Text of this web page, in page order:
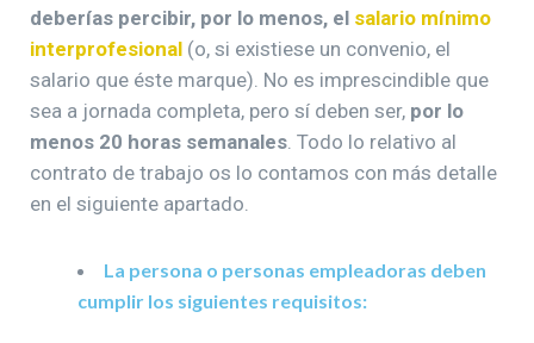
deberías percibir, por lo menos, el salario mínimo
interprofesional (o, si existiese un convenio, el
salario que éste marque). No es imprescindible que
sea a jornada completa, pero sí deben ser, por lo
menos 20 horas semanales . Todo lo relativo al
contrato de trabajo os lo contamos con más detalle
en el siguiente apartado.
La persona o personas empleadoras deben
cumplir los siguientes requisitos: